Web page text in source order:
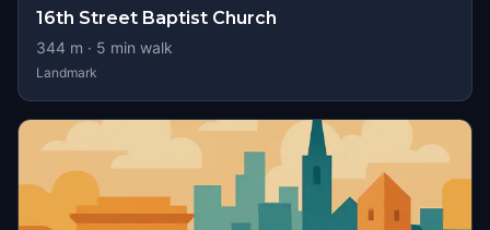
16th Street Baptist Church
344 m · 5 min walk
Landmark